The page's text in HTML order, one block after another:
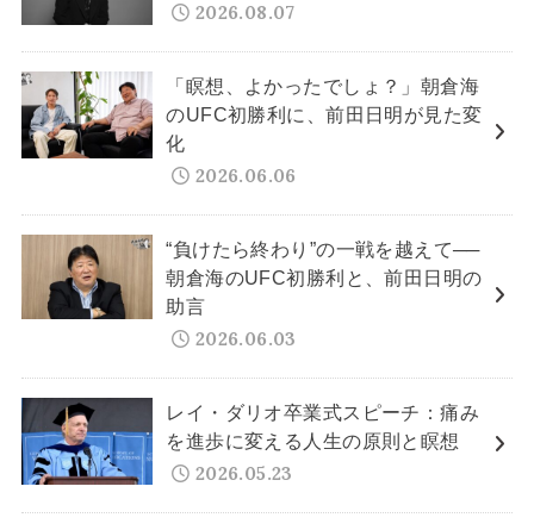
2026.08.07
「瞑想、よかったでしょ？」朝倉海
のUFC初勝利に、前田日明が見た変
化
2026.06.06
“負けたら終わり”の一戦を越えて──
朝倉海のUFC初勝利と、前田日明の
助言
2026.06.03
レイ・ダリオ卒業式スピーチ：痛み
を進歩に変える人生の原則と瞑想
2026.05.23